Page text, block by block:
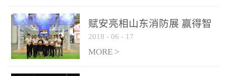
现火焰的跟踪和识别。能
更早的进行预警，达到早
报早防的效果。 系统构
成示意图： 图像型火灾
赋安亮相山东消防展 赢得智
慧消防新荣耀
2018 - 06 - 17
MORE >